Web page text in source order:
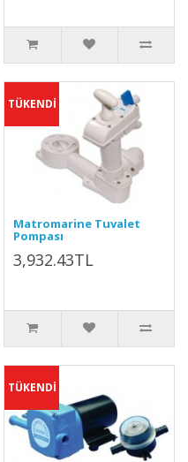
TÜKENDİ
Matromarine Tuvalet
Pompası
3,932.43TL
TÜKENDİ